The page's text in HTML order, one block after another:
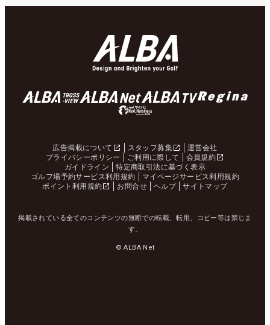
広告掲載について スタッフ募集
運営会社
プライバシーポリシー
ご利用に際して
会員規約
ガイドライン
特定商取引法に基づく表示
ゴルフ場予約サービス利用規約
マイページサービス利用規約
ポイント利用規約
お問合せ ヘルプ サイトマップ
掲載されている全てのコンテンツの無断での転載、転用、コピー等は禁じま
す。
© ALBA Net